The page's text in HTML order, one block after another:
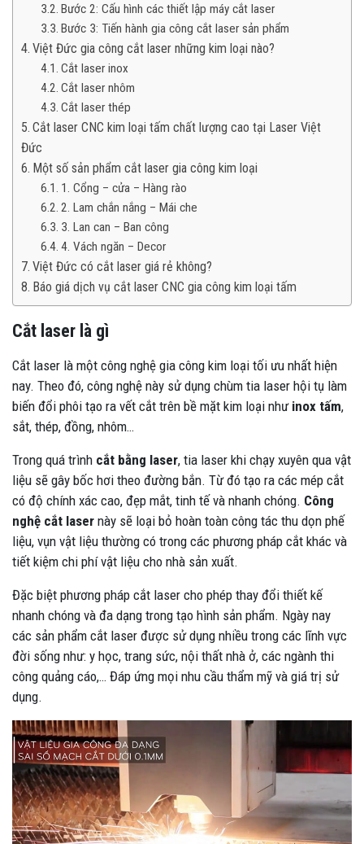
Bước 2: Cấu hình các thiết lập máy cắt laser
Bước 3: Tiến hành gia công cắt laser sản phẩm
Việt Đức gia công cắt laser những kim loại nào?
Cắt laser inox
Cắt laser nhôm
Cắt laser thép
Cắt laser CNC kim loại tấm chất lượng cao tại Laser Việt
Đức
Một số sản phẩm cắt laser gia công kim loại
1. Cổng – cửa – Hàng rào
2. Lam chắn nắng – Mái che
3. Lan can – Ban công
4. Vách ngăn – Decor
Việt Đức có cắt laser giá rẻ không?
Báo giá dịch vụ cắt laser CNC gia công kim loại tấm
Cắt laser là gì
Cắt laser là một công nghệ gia công kim loại tối ưu nhất hiện
nay. Theo đó, công nghệ này sử dụng chùm tia laser hội tụ làm
biến đổi phôi tạo ra vết cắt trên bề mặt kim loại như inox tấm,
sắt, thép, đồng, nhôm…
Trong quá trình cắt bằng laser, tia laser khi chạy xuyên qua vật
liệu sẽ gây bốc hơi theo đường bắn. Từ đó tạo ra các mép cắt
có độ chính xác cao, đẹp mắt, tinh tế và nhanh chóng. Công
nghệ cắt laser này sẽ loại bỏ hoàn toàn công tác thu dọn phế
liệu, vụn vật liệu thường có trong các phương pháp cắt khác và
tiết kiệm chi phí vật liệu cho nhà sản xuất.
Đặc biệt phương pháp cắt laser cho phép thay đổi thiết kế
nhanh chóng và đa dạng trong tạo hình sản phẩm. Ngày nay
các sản phẩm cắt laser được sử dụng nhiều trong các lĩnh vực
đời sống như: y học, trang sức, nội thất nhà ở, các ngành thi
công quảng cáo,… Đáp ứng mọi nhu cầu thẩm mỹ và giá trị sử
dụng.